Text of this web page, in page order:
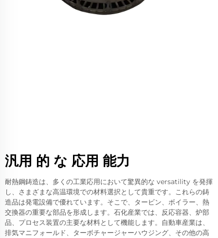
汎用 的 な 応用 能力
耐熱鋼鋳造は、多くの工業応用において驚異的な versatility を発揮
し、さまざまな高温環境での材料選択として貴重です。これらの鋳
造品は発電設備で優れています。そこで、タービン、ボイラー、熱
交換器の重要な部品を形成します。石化産業では、反応容器、炉部
品、プロセス装置の主要な材料として機能します。自動車産業は、
排気マニフォールド、ターボチャージャーハウジング、その他の高